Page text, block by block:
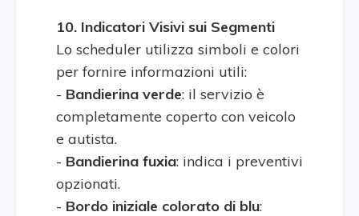
10. Indicatori Visivi sui Segmenti
Lo scheduler utilizza simboli e colori
per fornire informazioni utili:
- Bandierina verde: il servizio è
completamente coperto con veicolo
e autista.
- Bandierina fuxia: indica i preventivi
opzionati.
- Bordo iniziale colorato di blu: